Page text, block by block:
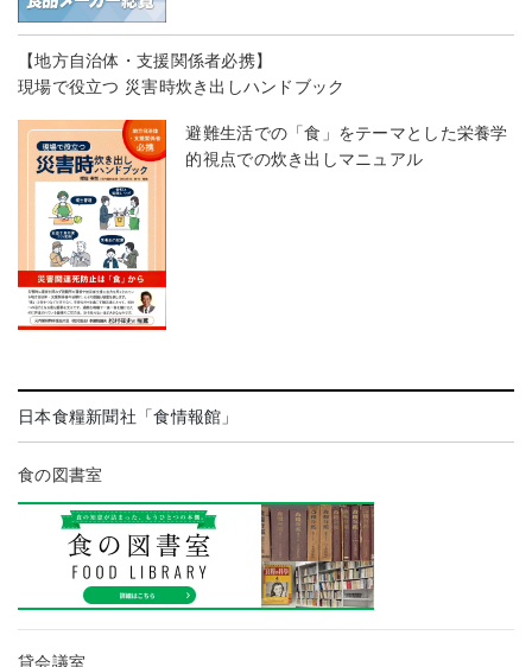
【地方自治体・支援関係者必携】
現場で役立つ 災害時炊き出しハンドブック
避難生活での「食」をテーマとした栄養学
的視点での炊き出しマニュアル
日本食糧新聞社「食情報館」
食の図書室
貸会議室